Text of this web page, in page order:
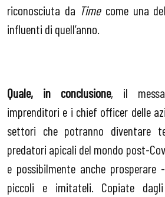
riconosciuta da Timecome una
influenti di quell’anno.
Quale, in conclusione, il
imprenditori e i chief officer delle
settori che potranno diventare
predatori apicali del mondo post-
e possibilmente anche
piccoli e imitateli. Copiate